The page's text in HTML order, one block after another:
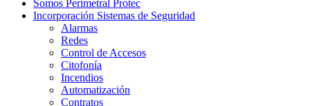
Somos Perimetral Protec
Incorporación Sistemas de Seguridad
Alarmas
Redes
Control de Accesos
Citofonía
Incendios
Automatización
Contratos